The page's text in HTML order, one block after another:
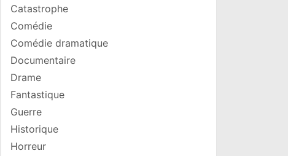
Catastrophe
Comédie
Comédie dramatique
Documentaire
Drame
Fantastique
Guerre
Historique
Horreur